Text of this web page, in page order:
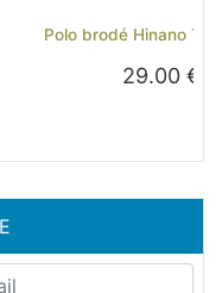
Tahiti - Noir Next